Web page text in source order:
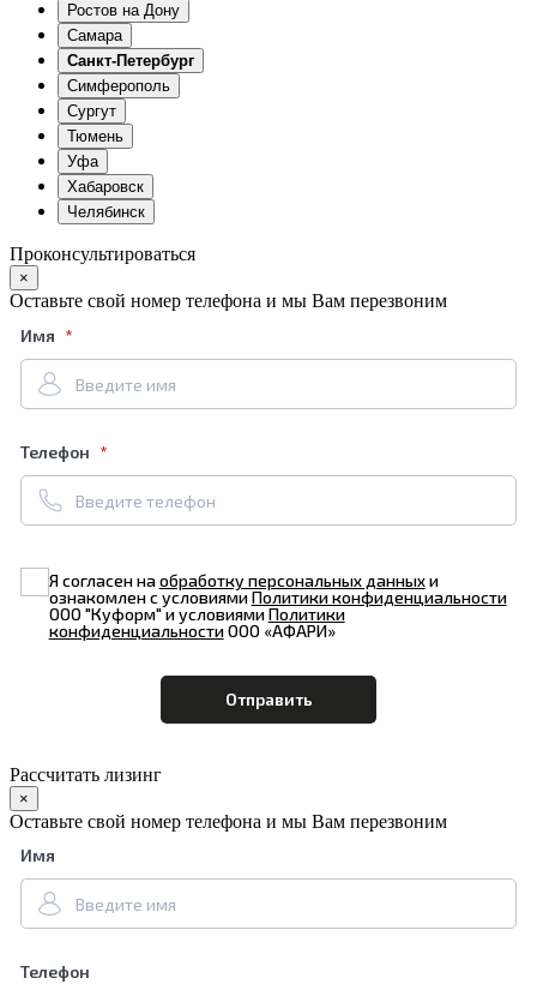
Ростов на Дону
Самара
Санкт-Петербург
Симферополь
Сургут
Тюмень
Уфа
Хабаровск
Челябинск
Проконсультироваться
×
Оставьте свой номер телефона и мы Вам перезвоним
Имя
Телефон
Я согласен наобработку персональных данныхи
ознакомлен с условиямиПолитики конфиденциальности
ООО "Куформ" и условиямиПолитики
конфиденциальностиООО «АФАРИ»
Рассчитать лизинг
×
Оставьте свой номер телефона и мы Вам перезвоним
Имя
Телефон